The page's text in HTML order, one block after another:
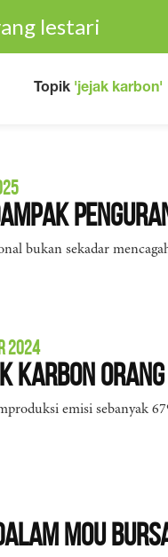
lestari
Topik 'jejak karbon'
bukan sekadar
2024
Karbon
emisi sebanyak
MoU